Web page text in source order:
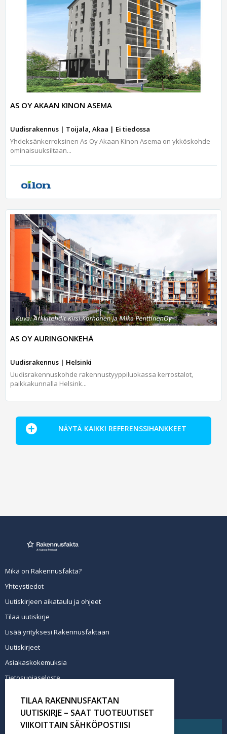
AS OY AKAAN KINON ASEMA
Uudisrakennus | Toijala, Akaa | Ei tiedossa
Yhdeksänkerroksinen As Oy Akaan Kinon Asema on ykköskohde
ominaisuuksiltaan...
AS OY AURINGONKEHÄ
Uudisrakennus | Helsinki
Uudisrakennuskohde rakennustyyppiluokassa kerrostalot,
paikkakunnalla Helsink...
NÄYTÄ KAIKKI REFERENSSIHANKKEET
Mikä on Rakennusfakta?
Yhteystiedot
Uutiskirjeen aikataulu ja ohjeet
Tilaa uutiskirje
Lisää yrityksesi Rakennusfaktaan
Uutiskirjeet
Asiakaskokemuksia
Tietosuojaseloste
Tilaa uutiskirje
TILAA RAKENNUSFAKTAN
UUTISKIRJE – SAAT TUOTEUUTISET
VIIKOITTAIN SÄHKÖPOSTIISI